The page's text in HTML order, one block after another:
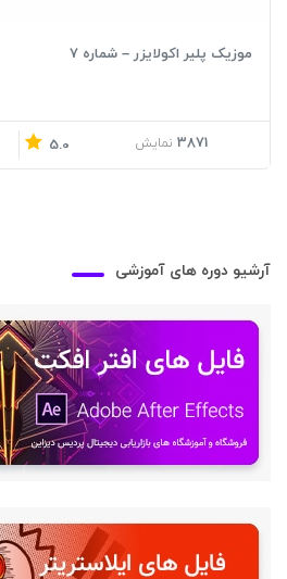
موزیک پلیر اکولایزر – شماره 7
3871 نمایش 5.0
آرشیو دوره های آموزشی